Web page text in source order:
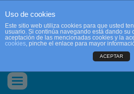
CONTACTO
Conmutar
navegación
Uso de cookies
Este sitio web utiliza cookies para que usted
usuario. Si continúa navegando está dando su
aceptación de las mencionadas cookies y la
cookies, pinche el enlace para mayor
ACEPTAR